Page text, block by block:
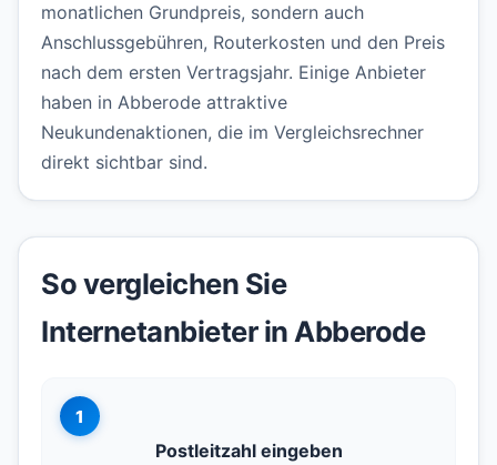
monatlichen Grundpreis, sondern auch
Anschlussgebühren, Routerkosten und den Preis
nach dem ersten Vertragsjahr. Einige Anbieter
haben in Abberode attraktive
Neukundenaktionen, die im Vergleichsrechner
direkt sichtbar sind.
So vergleichen Sie
Internetanbieter in Abberode
1
Postleitzahl eingeben